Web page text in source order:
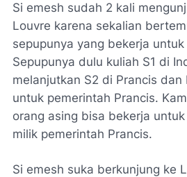
Si emesh sudah 2 kali
Louvre karena sekalian
sepupunya yang bekerja
Sepupunya dulu kuliah S1 di
melanjutkan S2 di Prancis
untuk pemerintah Prancis.
orang asing bisa bekerja
milik pemerintah Prancis.
Si emesh suka berkunjung ke